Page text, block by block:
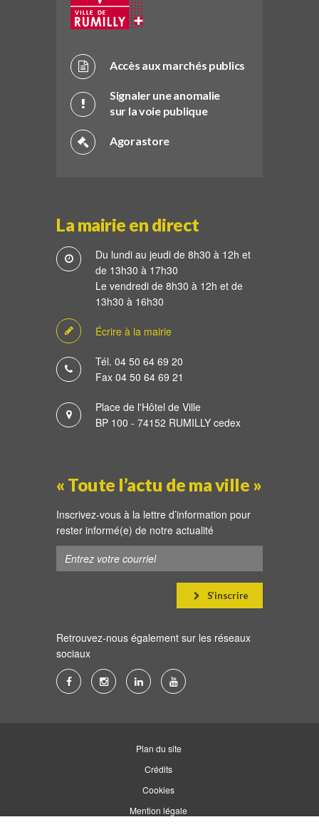
Accès aux marchés publics
Signaler une anomalie
sur la voie publique
Agorastore
La mairie en direct
Du lundi au jeudi de 8h30 à 12h et
de 13h30 à 17h30
Le vendredi de 8h30 à 12h et de
13h30 à 16h30
Écrire à la mairie
Tél. 04 50 64 69 20
Fax 04 50 64 69 21
Place de l'Hôtel de Ville
BP 100 - 74152 RUMILLY cedex
« Toute l’actu de ma ville »
Inscrivez-vous à la lettre d’information pour
rester informé(e) de notre actualité
S’inscrire
Retrouvez-nous également sur les réseaux
sociaux
Lien
Lien
Instagram
Lien
Linkedin
Lien
Youtube
Plan du site
Crédits
Cookies
Mention légale